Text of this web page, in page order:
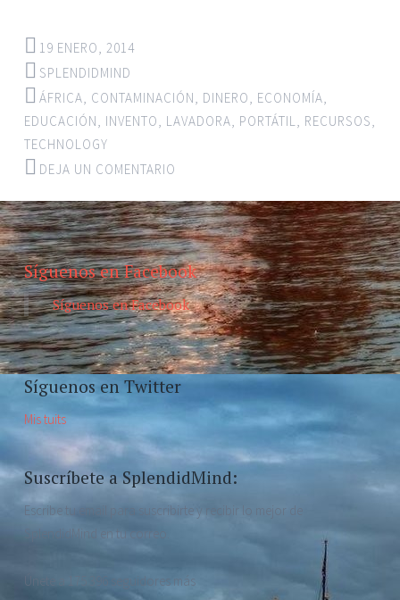
19 ENERO, 2014
SPLENDIDMIND
ÁFRICA, CONTAMINACIÓN, DINERO, ECONOMÍA,
EDUCACIÓN, INVENTO, LAVADORA, PORTÁTIL, RECURSOS,
TECHNOLOGY
DEJA UN COMENTARIO
Síguenos en Facebook
Síguenos en Facebook
Síguenos en Twitter
Mis tuits
Suscríbete a SplendidMind:
Escribe tu email para suscribirte y recibir lo mejor de
SplendidMind en tu correo.
Únete a 175.396 seguidores más